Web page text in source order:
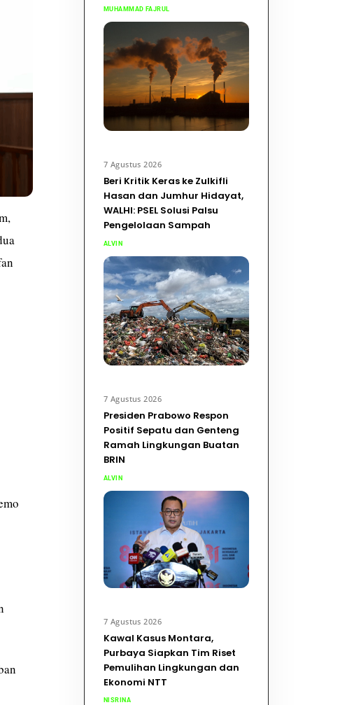
MUHAMMAD FAJRUL
7 Agustus 2026
Beri Kritik Keras ke Zulkifli
Hasan dan Jumhur Hidayat,
WALHI: PSEL Solusi Palsu
Pengelolaan Sampah
ALVIN
7 Agustus 2026
Presiden Prabowo Respon
Positif Sepatu dan Genteng
Ramah Lingkungan Buatan
BRIN
ALVIN
7 Agustus 2026
Kawal Kasus Montara,
Purbaya Siapkan Tim Riset
Pemulihan Lingkungan dan
Ekonomi NTT
NISRINA